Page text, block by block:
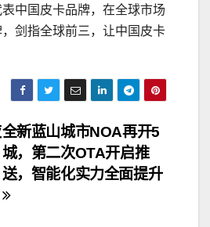
中国皮卡品牌，在全球市场
剑指全球前三，让中国皮卡
全新蓝山城市NOA再开5
城，第二次OTA开启推
送，智能化实力全面提升